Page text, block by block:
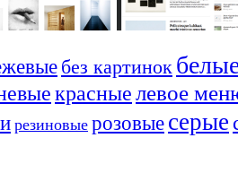
без картинок
красныелевое
резиновые розовые серые